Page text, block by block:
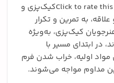
Click to rate this post![Total: 0 Average: 0]کیک‌پزی و
به تمرین و تکرار
کیک‌پزی، به‌ویژه
در ابتدای مسیر با
اولیه، خراب شدن فرم
مداوم مواجه می‌شوند.